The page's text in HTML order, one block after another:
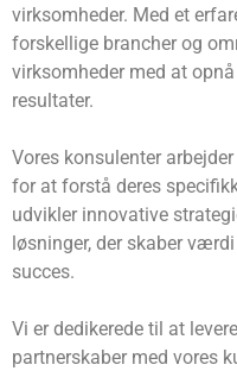
virksomheder. Med et
forskellige brancher og
virksomheder med at
resultater.
Vores konsulenter
for at forstå deres
udvikler innovative
løsninger, der skaber
succes.
Vi er dedikerede til at
partnerskaber med vores